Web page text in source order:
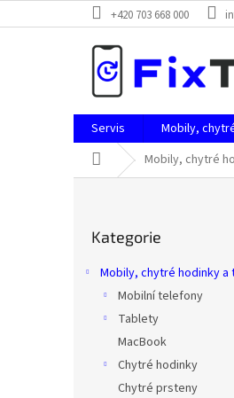
na
+420 703 668 000
Servis Mobily,
Domů Mobily, chytré
kategorie
Kategorie
Mobily, chytré hodinky a
Mobilní telefony
Tablety
MacBook
Chytré hodinky
Chytré prsteny